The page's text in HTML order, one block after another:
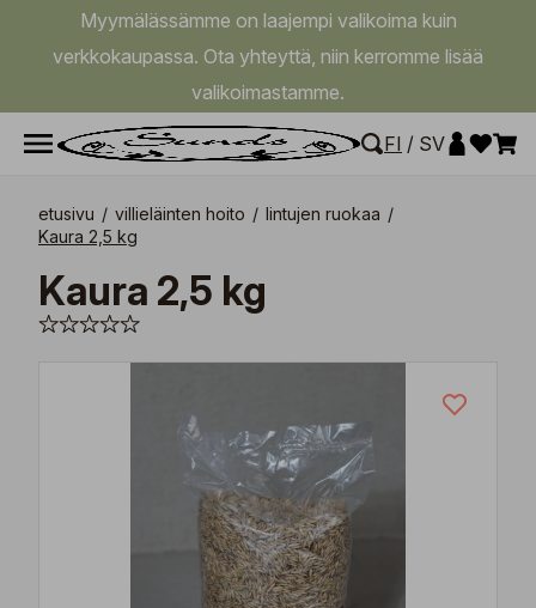
Myymälässämme on laajempi valikoima kuin
verkkokaupassa. Ota yhteyttä, niin kerromme lisää
valikoimastamme.
FI / SV
etusivu / villieläinten hoito / lintujen ruokaa /
Kaura 2,5 kg
Kaura 2,5 kg